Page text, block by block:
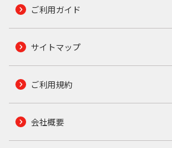
ご利用ガイド
サイトマップ
ご利用規約
会社概要